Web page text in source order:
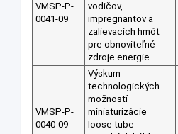
VMSP-P-
0041-09
vodičov,
impregnantov a
zalievacích hmôt
pre obnoviteľné
zdroje energie
VMSP-P-
0040-09
Výskum
technologických
možností
miniaturizácie
loose tube